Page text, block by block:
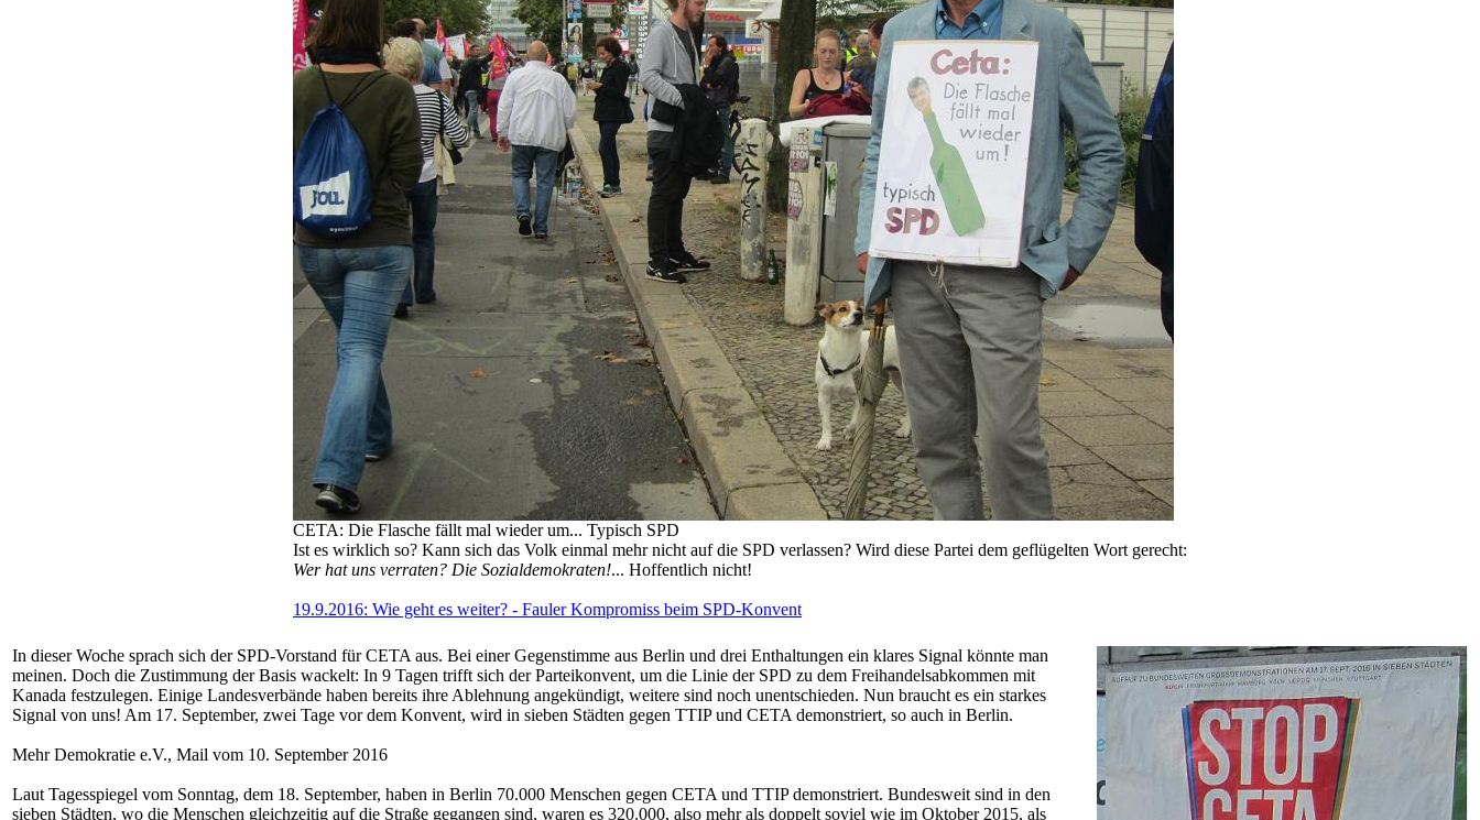
CETA: Die Flasche fällt mal wieder um... Typisch SPD
Ist es wirklich so? Kann sich das Volk einmal mehr nicht auf die SPD verlassen? Wird diese Partei dem geflügelten Wort gerecht:
Wer hat uns verraten? Die Sozialdemokraten!... Hoffentlich nicht!
19.9.2016: Wie geht es weiter? - Fauler Kompromiss beim SPD-Konvent
In dieser Woche sprach sich der SPD-Vorstand für CETA aus. Bei einer Gegenstimme aus Berlin und drei Enthaltungen ein klares Signal könnte man
meinen. Doch die Zustimmung der Basis wackelt: In 9 Tagen trifft sich der Parteikonvent, um die Linie der SPD zu dem Freihandelsabkommen mit
Kanada festzulegen. Einige Landesverbände haben bereits ihre Ablehnung angekündigt, weitere sind noch unentschieden. Nun braucht es ein starkes
Signal von uns! Am 17. September, zwei Tage vor dem Konvent, wird in sieben Städten gegen TTIP und CETA demonstriert, so auch in Berlin.
Mehr Demokratie e.V., Mail vom 10. September 2016
Laut Tagesspiegel vom Sonntag, dem 18. September, haben in Berlin 70.000 Menschen gegen CETA und TTIP demonstriert. Bundesweit sind in den
sieben Städten, wo die Menschen gleichzeitig auf die Straße gegangen sind, waren es 320.000, also mehr als doppelt soviel wie im Oktober 2015, als